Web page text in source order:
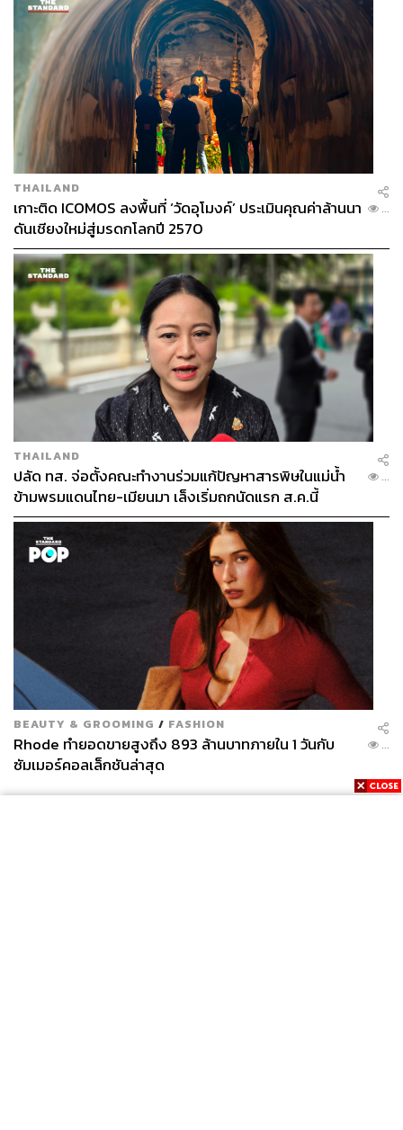
หน้าที่ที่ต้องเน้นอย่างมากคือความใส่ใจ มีอุปกรณ์ทันสมัย มี
กฎหมาย ต้องบังคับใช้กฎหมาย อย่าผลักภาระให้เหยื่อ เมื่อมี
อุบัติเหตุ กทม. มีกล้องต้องรวมหลักฐานส่งตำรวจเพื่อบังคับ
ใช้กฎหมาย นี่คือสิ่งที่ กทม. ต้องทำ รวมถึงหมวกกันน็อก การ
บังคับใช้กฎหมายเป็นเรื่องจำเป็น ผู้ว่าฯ กทม. ต้องทำให้ได้
มีตัวเลขที่น่าตกใจ ใบสั่งส่งไปรษณีย์ 13 ล้านใบ มีคนมาจ่าย
ค่าปรับ 1 ล้านใบ ผู้ว่าฯ ต้องเชื่อมกรมการขนส่งทางบกกับ
กองบังคับการตำรวจจราจร ให้มีการบังคับใช้กฎหมายจริง
ใครไม่จ่ายค่าปรับต้องมีอุปสรรคในการต่อทะเบียนระยนต์ นี่
คือสิ่งที่จะทำภายใน 6 เดือนหากเป็นผู้ว่าฯ กทม.
รสนา โตสิตระกูล
ผู้สมัครอิสระ กล่าวว่า เสนอตัวลงสมัครผู้
ว่าฯ กทม. สิ่งที่สำคัญคือการเปิดพื้นที่ให้ภาคประชาสังคม
ทั้งหมดใน กทม. เข้ามามีส่วนร่วม การไม่ปฏิบัติเพราะเราไม่
เปิดโอกาสให้ประชาชนมีส่วนร่วม พอหย่อนบัตรเลือกผู้ว่าฯ
หรือเลือกผู้บริหารประเทศ จะกลายเป็นคนหมดอำนาจหลัง
THAILAND
เกาะติด ICOMOS ลงพื้นที่ ‘วัดอุโมงค์’ ประเมินคุณค่าล้านนา
ดันเชียงใหม่สู่มรดกโลกปี 2570
...
THAILAND
ปลัด ทส. จ่อตั้งคณะทำงานร่วมแก้ปัญหาสารพิษในแม่น้ำ
ข้ามพรมแดนไทย-เมียนมา เล็งเริ่มถกนัดแรก ส.ค.นี้
...
BEAUTY & GROOMING / FASHION
Rhode ทำยอดขายสูงถึง 893 ล้านบาทภายใน 1 วันกับ
ซัมเมอร์คอลเล็กชันล่าสุด
...